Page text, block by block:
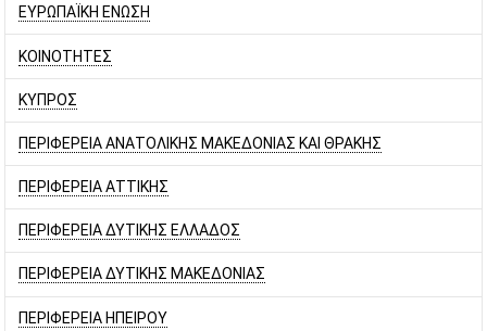
ΕΥΡΩΠΑΪΚΗ ΕΝΩΣΗ
ΚΟΙΝΟΤΗΤΕΣ
ΚΥΠΡΟΣ
ΠΕΡΙΦΕΡΕΙΑ ΑΝΑΤΟΛΙΚΗΣ ΜΑΚΕΔΟΝΙΑΣ ΚΑΙ ΘΡΑΚΗΣ
ΠΕΡΙΦΕΡΕΙΑ ΑΤΤΙΚΗΣ
ΠΕΡΙΦΕΡΕΙΑ ΔΥΤΙΚΗΣ ΕΛΛΑΔΟΣ
ΠΕΡΙΦΕΡΕΙΑ ΔΥΤΙΚΗΣ ΜΑΚΕΔΟΝΙΑΣ
ΠΕΡΙΦΕΡΕΙΑ ΗΠΕΙΡΟΥ